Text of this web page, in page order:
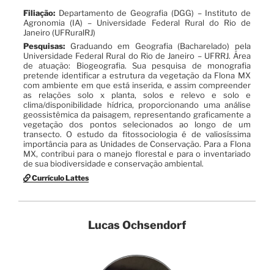
Filiação: Departamento de Geografia (DGG) – Instituto de
Agronomia (IA) – Universidade Federal Rural do Rio de
Janeiro (UFRuralRJ)
Pesquisas: Graduando em Geografia (Bacharelado) pela
Universidade Federal Rural do Rio de Janeiro – UFRRJ. Área
de atuação: Biogeografia. Sua pesquisa de monografia
pretende identificar a estrutura da vegetação da Flona MX
com ambiente em que está inserida, e assim compreender
as relações solo x planta, solos e relevo e solo e
clima/disponibilidade hídrica, proporcionando uma análise
geossistêmica da paisagem, representando graficamente a
vegetação dos pontos selecionados ao longo de um
transecto. O estudo da fitossociologia é de valiosíssima
importância para as Unidades de Conservação. Para a Flona
MX, contribui para o manejo florestal e para o inventariado
de sua biodiversidade e conservação ambiental.
Currículo Lattes
Lucas Ochsendorf